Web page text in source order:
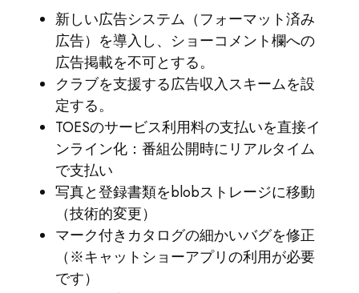
新しい広告システム（フォーマット済み
広告）を導入し、ショーコメント欄への
広告掲載を不可とする。
クラブを支援する広告収入スキームを設
定する。
TOESのサービス利用料の支払いを直接イ
ンライン化：番組公開時にリアルタイム
で支払い
写真と登録書類をblobストレージに移動
（技術的変更）
マーク付きカタログの細かいバグを修正
（※キャットショーアプリの利用が必要
です）